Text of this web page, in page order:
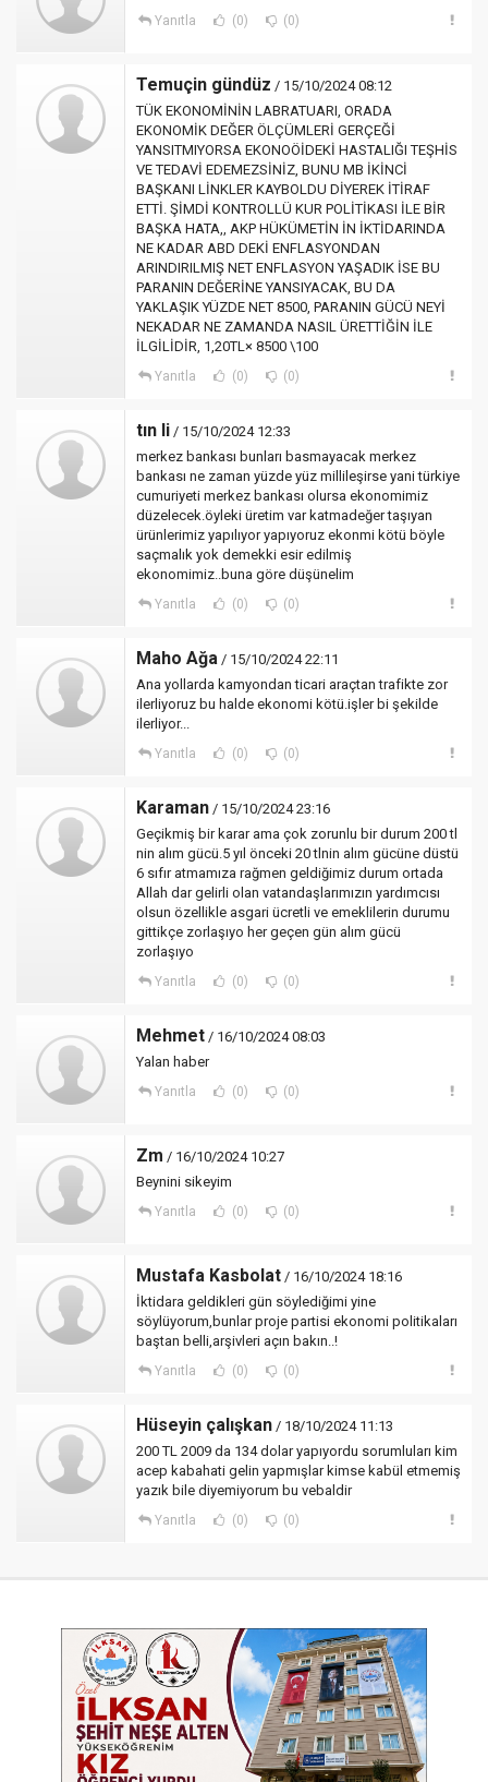
Yanıtla (0) (0)
Temuçin gündüz / 15/10/2024 08:12
TÜK EKONOMİNİN LABRATUARI, ORADA
EKONOMİK DEĞER ÖLÇÜMLERİ GERÇEĞİ
YANSITMIYORSA EKONOÖİDEKİ HASTALIĞI TEŞHİS
VE TEDAVİ EDEMEZSİNİZ, BUNU MB İKİNCİ
BAŞKANI LİNKLER KAYBOLDU DİYEREK İTİRAF
ETTİ. ŞİMDİ KONTROLLÜ KUR POLİTİKASI İLE BİR
BAŞKA HATA,, AKP HÜKÜMETİN İN İKTİDARINDA
NE KADAR ABD DEKİ ENFLASYONDAN
ARINDIRILMIŞ NET ENFLASYON YAŞADIK İSE BU
PARANIN DEĞERİNE YANSIYACAK, BU DA
YAKLAŞIK YÜZDE NET 8500, PARANIN GÜCÜ NEYİ
NEKADAR NE ZAMANDA NASIL ÜRETTİĞİN İLE
İLGİLİDİR, 1,20TL× 8500 \100
Yanıtla (0) (0)
tın li / 15/10/2024 12:33
merkez bankası bunları basmayacak merkez
bankası ne zaman yüzde yüz millileşirse yani türkiye
cumuriyeti merkez bankası olursa ekonomimiz
düzelecek.öyleki üretim var katmadeğer taşıyan
ürünlerimiz yapılıyor yapıyoruz ekonmi kötü böyle
saçmalık yok demekki esir edilmiş
ekonomimiz..buna göre düşünelim
Yanıtla (0) (0)
Maho Ağa / 15/10/2024 22:11
Ana yollarda kamyondan ticari araçtan trafikte zor
ilerliyoruz bu halde ekonomi kötü.işler bi şekilde
ilerliyor...
Yanıtla (0) (0)
Karaman / 15/10/2024 23:16
Geçikmiş bir karar ama çok zorunlu bir durum 200 tl
nin alım gücü.5 yıl önceki 20 tlnin alım gücüne düstü
6 sıfır atmamıza rağmen geldiğimiz durum ortada
Allah dar gelirli olan vatandaşlarımızın yardımcısı
olsun özellikle asgari ücretli ve emeklilerin durumu
gittikçe zorlaşıyo her geçen gün alım gücü
zorlaşıyo
Yanıtla (0) (0)
Mehmet / 16/10/2024 08:03
Yalan haber
Yanıtla (0) (0)
Zm / 16/10/2024 10:27
Beynini sikeyim
Yanıtla (0) (0)
Mustafa Kasbolat / 16/10/2024 18:16
İktidara geldikleri gün söylediğimi yine
söylüyorum,bunlar proje partisi ekonomi politikaları
baştan belli,arşivleri açın bakın..!
Yanıtla (0) (0)
Hüseyin çalışkan / 18/10/2024 11:13
200 TL 2009 da 134 dolar yapıyordu sorumluları kim
acep kabahati gelin yapmışlar kimse kabül etmemiş
yazık bile diyemiyorum bu vebaldir
Yanıtla (0) (0)